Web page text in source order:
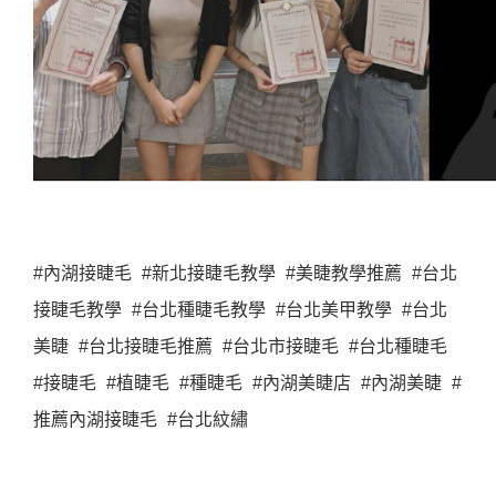
#內湖接睫毛 #新北接睫毛教學 #美睫教學推薦 #台北
接睫毛教學 #台北種睫毛教學 #台北美甲教學 #台北
美睫 #台北接睫毛推薦 #台北市接睫毛 #台北種睫毛
#接睫毛 #植睫毛 #種睫毛 #內湖美睫店 #內湖美睫 #
推薦內湖接睫毛 #台北紋繡